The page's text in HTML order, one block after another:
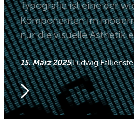
Typografie ist eine der
Komponenten im
nur die visuelle Ästhetik
15. März 2025|Ludwig
>